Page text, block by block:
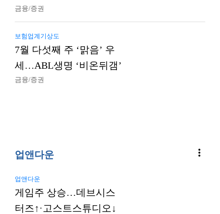
금융/증권
보험업계기상도
7월 다섯째 주 ‘맑음’ 우
세…ABL생명 ‘비온뒤갬’
금융/증권
업앤다운 more_vert
업앤다운
게임주 상승…데브시스
터즈↑·고스트스튜디오↓